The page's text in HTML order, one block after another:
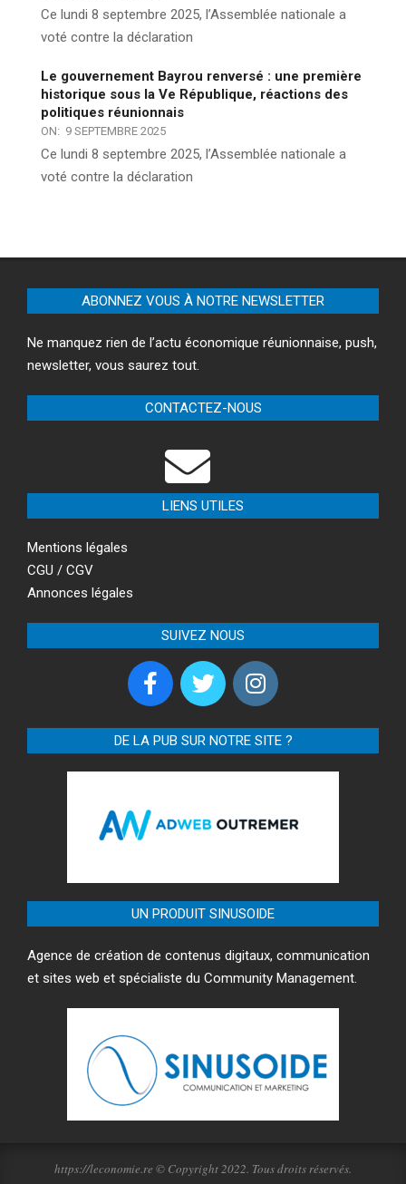
Ce lundi 8 septembre 2025, l’Assemblée nationale a
voté contre la déclaration
Le gouvernement Bayrou renversé : une première
historique sous la Ve République, réactions des
politiques réunionnais
ON: 9 SEPTEMBRE 2025
Ce lundi 8 septembre 2025, l’Assemblée nationale a
voté contre la déclaration
ABONNEZ VOUS À NOTRE NEWSLETTER
Ne manquez rien de l’actu économique réunionnaise, push,
newsletter, vous saurez tout.
CONTACTEZ-NOUS
LIENS UTILES
Mentions légales
CGU / CGV
Annonces légales
SUIVEZ NOUS
DE LA PUB SUR NOTRE SITE ?
UN PRODUIT SINUSOIDE
Agence de création de contenus digitaux, communication
et sites web et spécialiste du Community Management.
https://leconomie.re © Copyright 2022. Tous droits réservés.